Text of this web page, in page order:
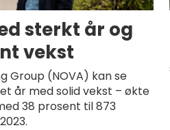
sterkt år og
vekst
Group (NOVA) kan se
år med solid vekst – økte
38 prosent til 873